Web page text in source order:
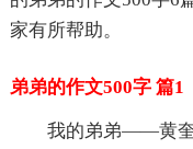
家有所帮助。
弟弟的作文500字 篇1
我的弟弟——黄奎